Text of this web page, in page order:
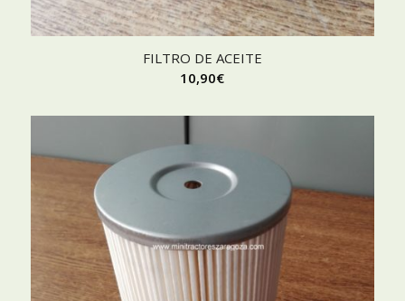
FILTRO DE ACEITE
10,90€